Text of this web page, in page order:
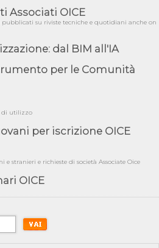
la Relazione illustrativa al Bando tipo
Assemblea Pubblica Confindustria
per il bando della Città metropolitana
il bando della Giunta Regionale della
cancellazioni da elenchi professionisti
Buildings Competition -
progetto di fattibilità da
corruzione 2020-2026: procedimenti
alla gara non equivale ad
Associati OICE
su riviste tecniche e quotidiani anche on
dal BIM all'IA
per le Comunità
di utilizzo
per iscrizione OICE
stranieri e richieste di società Associate Oice
OICE